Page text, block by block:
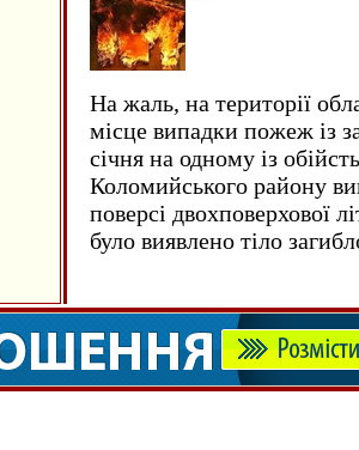
На жаль, на території
місце випадки пожеж із
січня на одному із
Коломийського району
поверсі двохповерхової
було виявлено тіло